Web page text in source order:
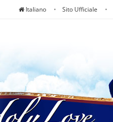
Italiano Sito Ufficiale